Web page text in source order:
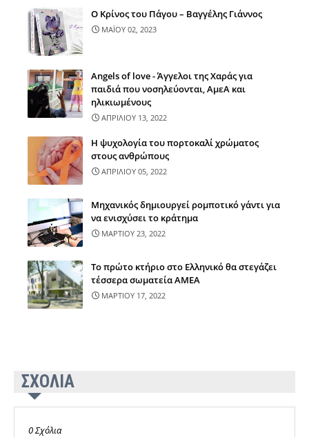
Ο Κρίνος του Πάγου – Βαγγέλης Γιάννος
ΜΑΪΟΥ 02, 2023
Angels of love - Άγγελοι της Χαράς για
παιδιά που νοσηλεύονται, ΑμεΑ και
ηλικιωμένους
ΑΠΡΙΛΙΟΥ 13, 2022
Η ψυχολογία του πορτοκαλί χρώματος
στους ανθρώπους
ΑΠΡΙΛΙΟΥ 05, 2022
Μηχανικός δημιουργεί ρομποτικό γάντι για
να ενισχύσει το κράτημα
ΜΑΡΤΙΟΥ 23, 2022
Τo πρώτο κτήριο στο Ελληνικό θα στεγάζει
τέσσερα σωματεία ΑΜΕΑ
ΜΑΡΤΙΟΥ 17, 2022
ΣΧΟΛΙΑ
0 Σχόλια